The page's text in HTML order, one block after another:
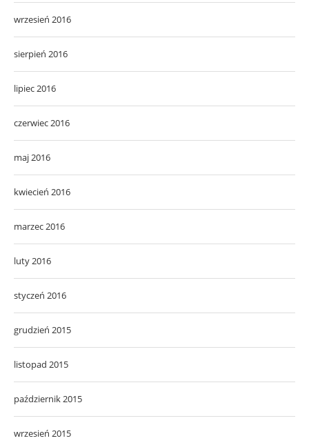
wrzesień 2016
sierpień 2016
lipiec 2016
czerwiec 2016
maj 2016
kwiecień 2016
marzec 2016
luty 2016
styczeń 2016
grudzień 2015
listopad 2015
październik 2015
wrzesień 2015